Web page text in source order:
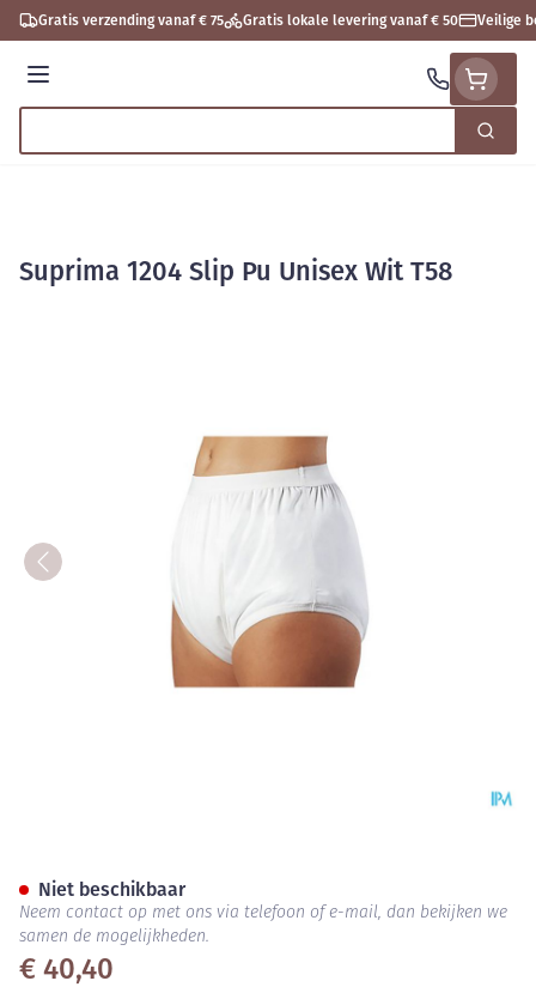
Ga naar de inhoud
Gratis verzending vanaf € 75 Gratis lokale levering vanaf € 50 Veilige
Menu
Zoek
Suprima 1204 Slip Pu Unisex Wit T58
€ 40,40
Niet beschikbaar
Neem contact op met ons via telefoon of e-mail, dan bekijken we
samen de mogelijkheden.